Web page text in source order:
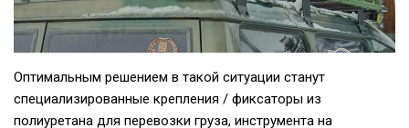
Оптимальным решением в такой ситуации станут
специализированные крепления / фиксаторы из
полиуретана для перевозки груза, инструмента на